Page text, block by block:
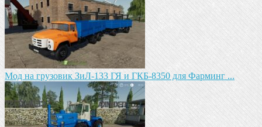
Мод на грузовик ЗиЛ-133 ГЯ и ГКБ-8350 для Фарминг ...